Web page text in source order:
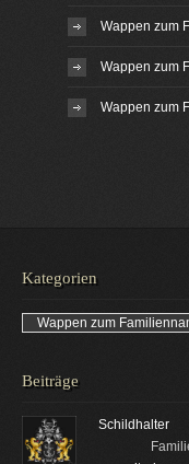
Wappen zum
Wappen zum
Wappen zum
Kategorien
Kategorien
Beiträge
Schildhalter